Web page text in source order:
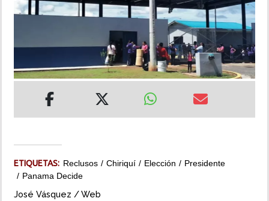
INSÓLITAS
IMPRESO
ETIQUETAS: Reclusos Chiriquí Elección
Presidente
Panama Decide
José Vásquez / Web